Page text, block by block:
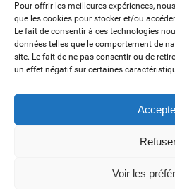
Pour offrir les meilleures expériences,
que les cookies pour stocker et/ou
Le fait de consentir à ces technologies
données telles que le comportement de
site. Le fait de ne pas consentir ou de
un effet négatif sur certaines
Voir les
1, 2, 3...
Découvrez nos kits